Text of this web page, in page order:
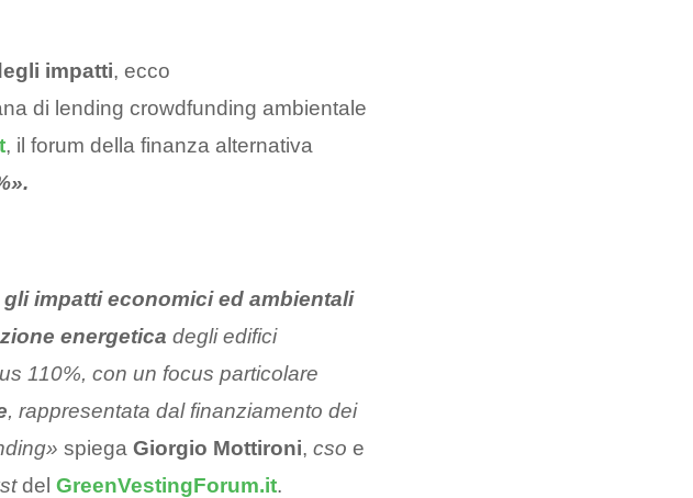
impatti, ecco
di lending crowdfunding ambientale
, il forum della finanza alternativa
impatti economici ed ambientali
energetica degli edifici
110%, con un focus particolare
, rappresentata dal finanziamento dei
spiega Giorgio Mottironi, cso e
del GreenVestingForum.it.